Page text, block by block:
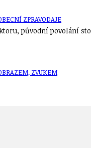
ZPRAVODAJE
ZVUKEM
původní povolání